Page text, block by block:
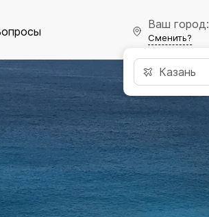
Ваш город:
Сменить?
Казань